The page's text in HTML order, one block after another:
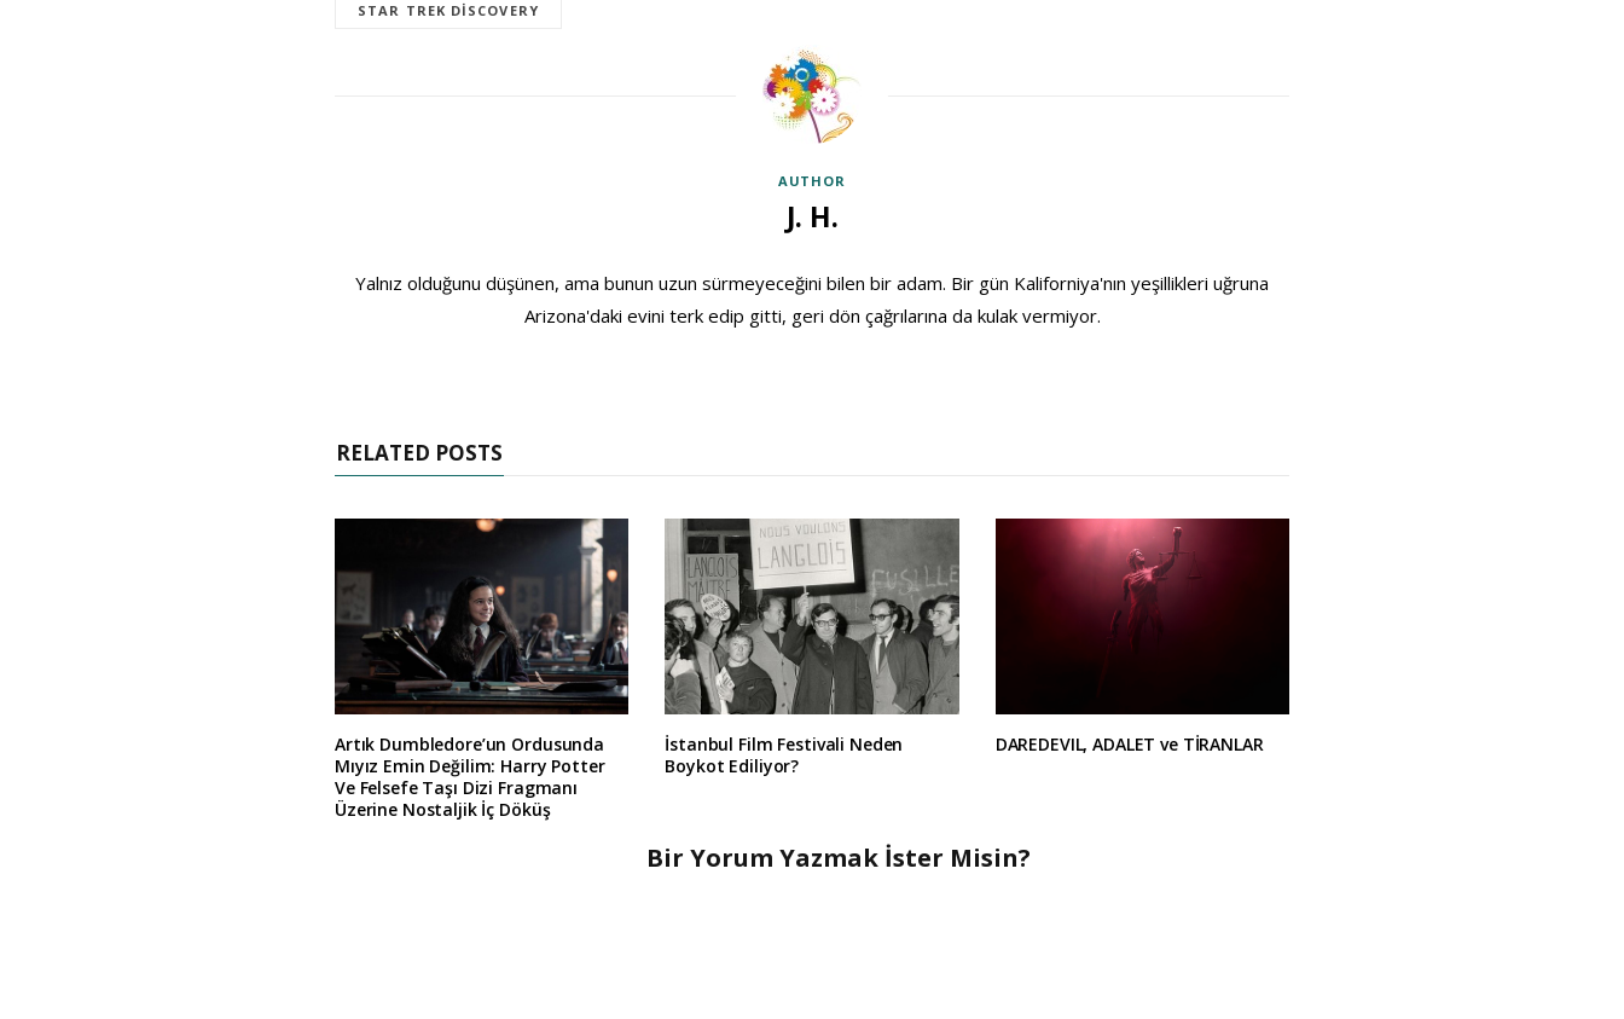
STAR TREK DISCOVERY
AUTHOR
J. H.
Yalnız olduğunu düşünen, ama bunun uzun sürmeyeceğini bilen bir adam. Bir gün Kaliforniya'nın yeşillikleri uğruna
Arizona'daki evini terk edip gitti, geri dön çağrılarına da kulak vermiyor.
RELATED POSTS
Artık Dumbledore’un Ordusunda
Mıyız Emin Değilim: Harry Potter
Ve Felsefe Taşı Dizi Fragmanı
Üzerine Nostaljik İç Döküş
İstanbul Film Festivali Neden
Boykot Ediliyor?
DAREDEVIL, ADALET ve TİRANLAR
Bir Yorum Yazmak İster Misin?